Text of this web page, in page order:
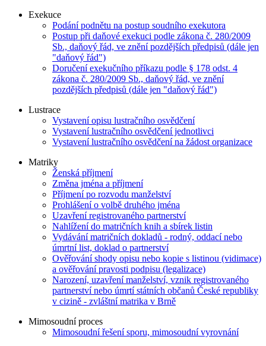
Exekuce
Podání podnětu na postup soudního exekutora
Postup při daňové exekuci podle zákona č. 280/2009
Sb., daňový řád, ve znění pozdějších předpisů (dále jen
"daňový řád")
Doručení exekučního příkazu podle § 178 odst. 4
zákona č. 280/2009 Sb., daňový řád, ve znění
pozdějších předpisů (dále jen "daňový řád")
Lustrace
Vystavení opisu lustračního osvědčení
Vystavení lustračního osvědčení jednotlivci
Vystavení lustračního osvědčení na žádost organizace
Matriky
Ženská příjmení
Změna jména a příjmení
Příjmení po rozvodu manželství
Prohlášení o volbě druhého jména
Uzavření registrovaného partnerství
Nahlížení do matričních knih a sbírek listin
Vydávání matričních dokladů - rodný, oddací nebo
úmrtní list, doklad o partnerství
Ověřování shody opisu nebo kopie s listinou (vidimace)
a ověřování pravosti podpisu (legalizace)
Narození, uzavření manželství, vznik registrovaného
partnerství nebo úmrtí státních občanů České republiky
v cizině - zvláštní matrika v Brně
Mimosoudní proces
Mimosoudní řešení sporu, mimosoudní vyrovnání